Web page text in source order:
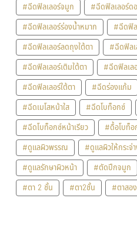
#ฉีดฟิลเลอร์จมูก
#ฉีดฟิลเลอร์ด
#ฉีดฟิลเลอร์ร่องน้ำหมาก
#ฉีดฟิ
#ฉีดฟิลเลอร์ลดถุงใต้ตา
#ฉีดฟิล
#ฉีดฟิลเลอร์เติมใต้ตา
#ฉีดฟิลเล
#ฉีดฟิลเลอร์ใต้ตา
#ฉีดร่องแก้ม
#ฉีดเมโสหน้าใส
#ฉีดโบท็อกซ์
#ฉีดโบท็อกซ์หน้าเรียว
#ดื้อโบท็
#ดูแลผิวพรรณ
#ดูแลผิวให้กระจ่
#ดูแลรักษาผิวหน้า
#ตัดปีกจมูก
#ตา 2 ชั้น
#ตา2ชั้น #ตาสอ